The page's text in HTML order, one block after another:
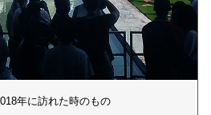
年に訪れた時のもの